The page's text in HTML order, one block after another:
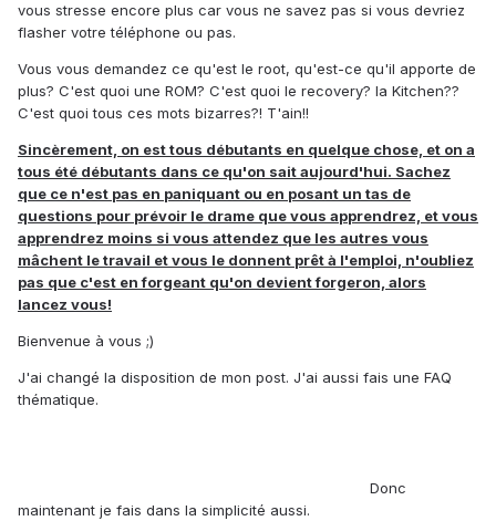
vous stresse encore plus car vous ne savez pas si vous devriez
flasher votre téléphone ou pas.
Vous vous demandez ce qu'est le root, qu'est-ce qu'il apporte de
plus? C'est quoi une ROM? C'est quoi le recovery? la Kitchen??
C'est quoi tous ces mots bizarres?! T'ain!!
Sincèrement, on est tous débutants en quelque chose, et on a
tous été débutants dans ce qu'on sait aujourd'hui. Sachez
que ce n'est pas en paniquant ou en posant un tas de
questions pour prévoir le drame que vous apprendrez, et vous
apprendrez moins si vous attendez que les autres vous
mâchent le travail et vous le donnent prêt à l'emploi, n'oubliez
pas que c'est en forgeant qu'on devient forgeron, alors
lancez vous!
Bienvenue à vous ;)
J'ai changé la disposition de mon post. J'ai aussi fais une FAQ
thématique.
Donc
maintenant je fais dans la simplicité aussi.